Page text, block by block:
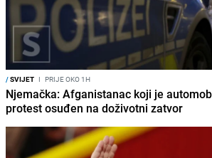
/SVIJET I PRIJE OKO 1H
Njemačka: Afganistanac koji je
protest osuđen na doživotni zatvor